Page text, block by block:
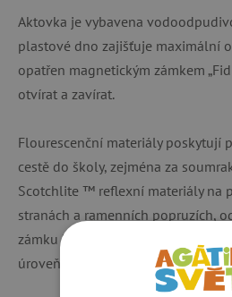
Aktovka je vybavena
plastové dno zajišťuje maximální
opatřen magnetickým zámkem
otvírat a zavírat.
Flourescenční materiály poskytují
cestě do školy, zejména za
Scotchlite ™ reflexní materiály na
stranách a ramenních popruzích,
zámku Fidlock® a popruhy s
úroveň viditelnosti ve tmě a za